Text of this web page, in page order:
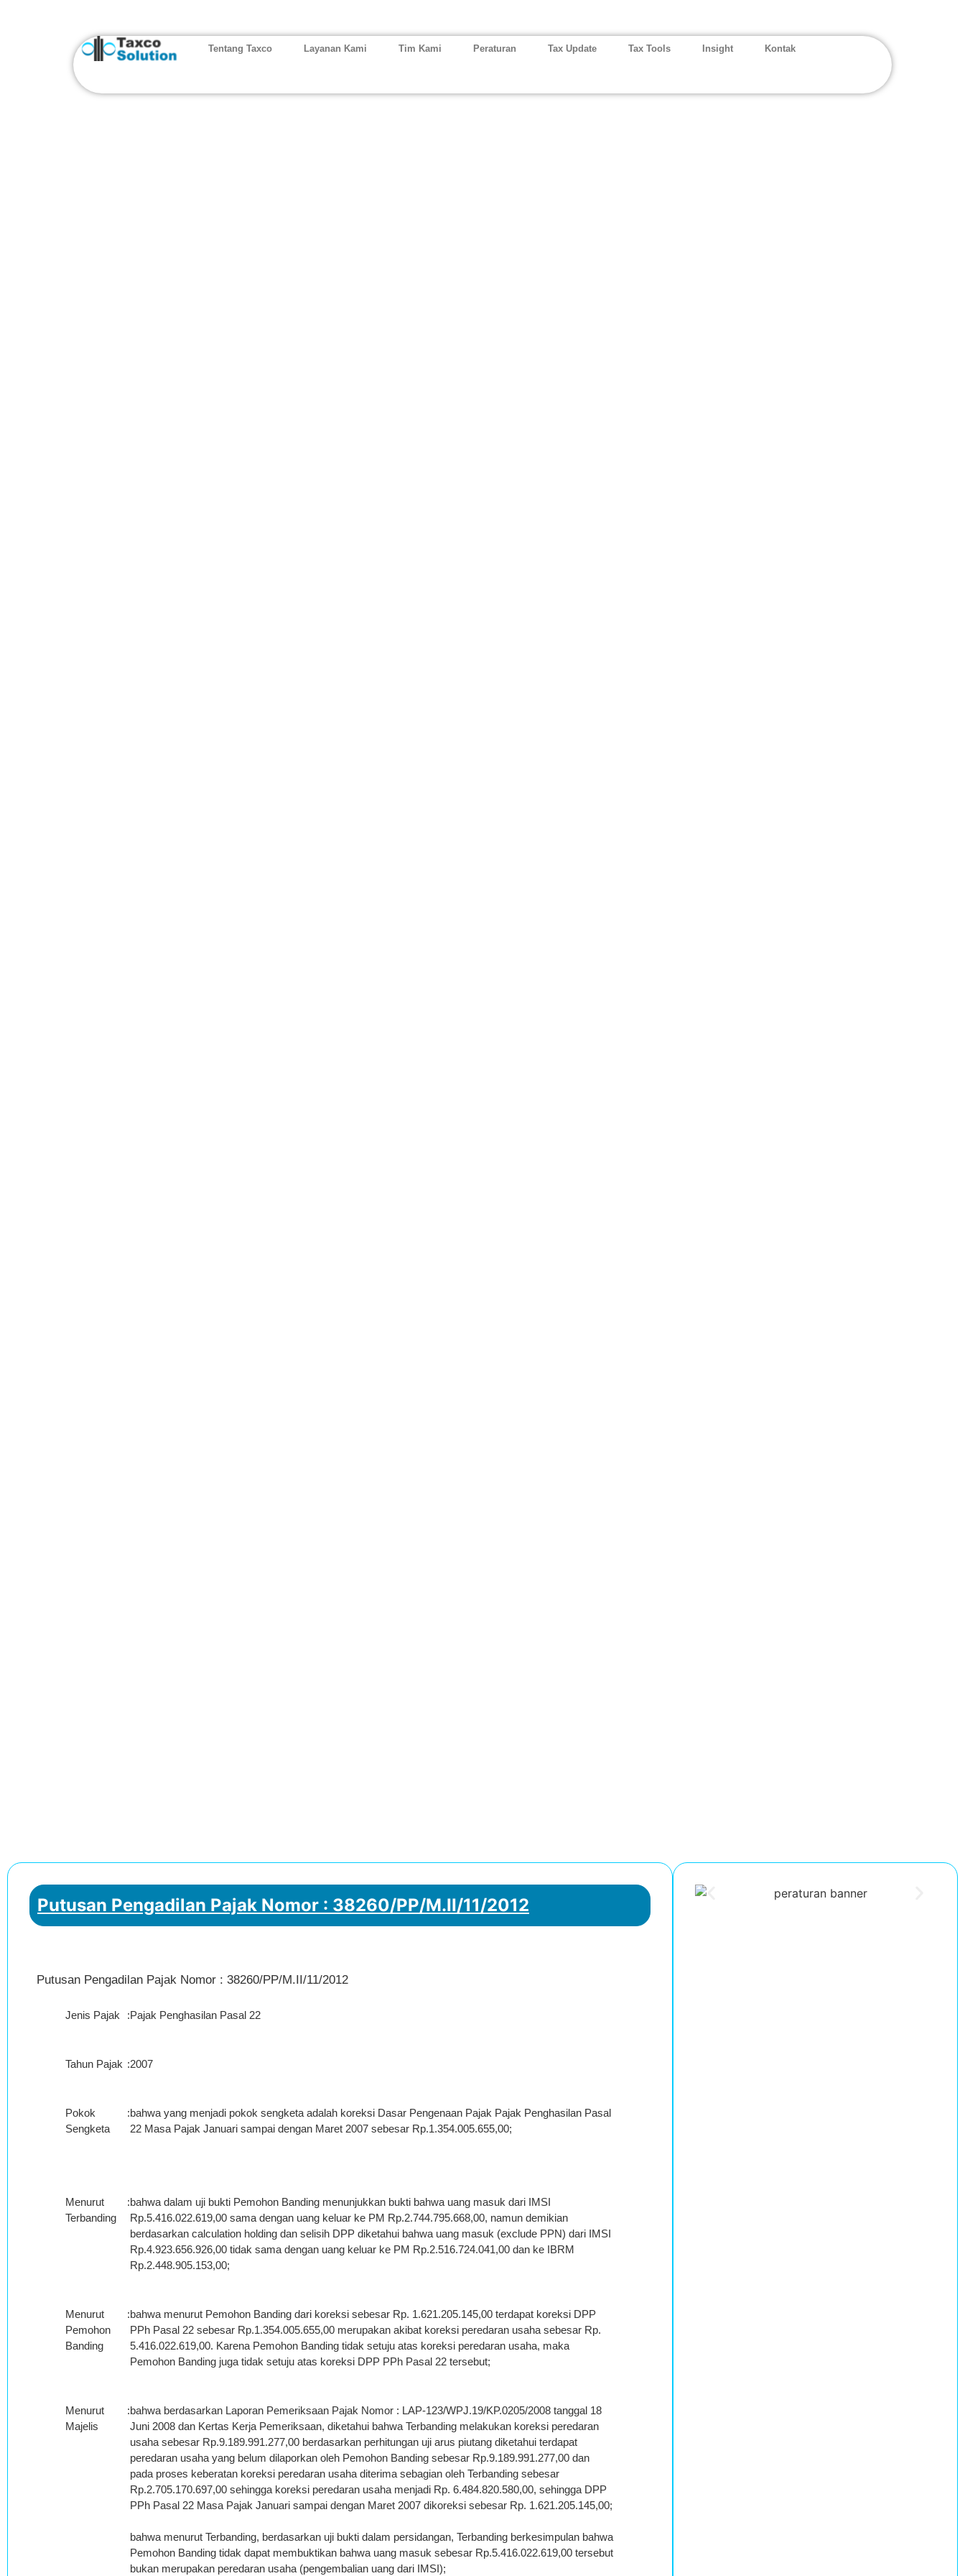
Tentang Taxco Layanan Kami Tim Kami Peraturan Tax Update Tax Tools Insight Kontak
Putusan Pengadilan Pajak Nomor : 38260/PP/M.II/11/2012
Putusan Pengadilan Pajak Nomor : 38260/PP/M.II/11/2012
Jenis Pajak :Pajak Penghasilan Pasal 22
Tahun Pajak :2007
Pokok
Sengketa
:bahwa yang menjadi pokok sengketa adalah koreksi Dasar Pengenaan Pajak Pajak Penghasilan Pasal
22 Masa Pajak Januari sampai dengan Maret 2007 sebesar Rp.1.354.005.655,00;
Menurut
Terbanding
:bahwa dalam uji bukti Pemohon Banding menunjukkan bukti bahwa uang masuk dari IMSI
Rp.5.416.022.619,00 sama dengan uang keluar ke PM Rp.2.744.795.668,00, namun demikian
berdasarkan calculation holding dan selisih DPP diketahui bahwa uang masuk (exclude PPN) dari IMSI
Rp.4.923.656.926,00 tidak sama dengan uang keluar ke PM Rp.2.516.724.041,00 dan ke IBRM
Rp.2.448.905.153,00;
Menurut
Pemohon
Banding
:bahwa menurut Pemohon Banding dari koreksi sebesar Rp. 1.621.205.145,00 terdapat koreksi DPP
PPh Pasal 22 sebesar Rp.1.354.005.655,00 merupakan akibat koreksi peredaran usaha sebesar Rp.
5.416.022.619,00. Karena Pemohon Banding tidak setuju atas koreksi peredaran usaha, maka
Pemohon Banding juga tidak setuju atas koreksi DPP PPh Pasal 22 tersebut;
Menurut
Majelis
:bahwa berdasarkan Laporan Pemeriksaan Pajak Nomor : LAP-123/WPJ.19/KP.0205/2008 tanggal 18
Juni 2008 dan Kertas Kerja Pemeriksaan, diketahui bahwa Terbanding melakukan koreksi peredaran
usaha sebesar Rp.9.189.991.277,00 berdasarkan perhitungan uji arus piutang diketahui terdapat
peredaran usaha yang belum dilaporkan oleh Pemohon Banding sebesar Rp.9.189.991.277,00 dan
pada proses keberatan koreksi peredaran usaha diterima sebagian oleh Terbanding sebesar
Rp.2.705.170.697,00 sehingga koreksi peredaran usaha menjadi Rp. 6.484.820.580,00, sehingga DPP
PPh Pasal 22 Masa Pajak Januari sampai dengan Maret 2007 dikoreksi sebesar Rp. 1.621.205.145,00;
bahwa menurut Terbanding, berdasarkan uji bukti dalam persidangan, Terbanding berkesimpulan bahwa
Pemohon Banding tidak dapat membuktikan bahwa uang masuk sebesar Rp.5.416.022.619,00 tersebut
bukan merupakan peredaran usaha (pengembalian uang dari IMSI);